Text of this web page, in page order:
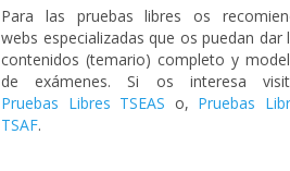
Para las pruebas libres os
webs especializadas que os puedan dar
contenidos (temario) completo y
de exámenes. Si os interesa
Pruebas Libres TSEAS o, Pruebas
TSAF.